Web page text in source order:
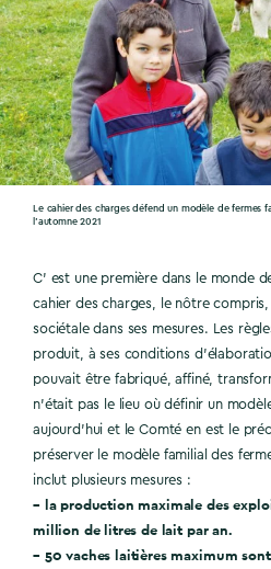
Le cahier des charges défend un modèle de fermes
l’automne 2021
C’ est une première dans le monde
cahier des charges, le nôtre compris,
sociétale dans ses mesures. Les
produit, à ses conditions
pouvait être fabriqué, affiné,
n’était pas le lieu où définir un
aujourd’hui et le Comté en est le
préserver le modèle familial des
inclut plusieurs mesures :
– la production maximale des
million de litres de lait par an.
– 50 vaches laitières maximum